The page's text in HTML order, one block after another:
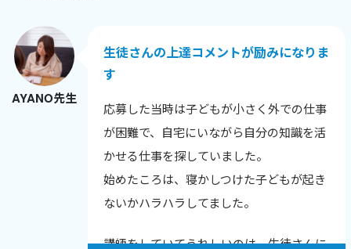
AYANO先生
生徒さんの上達コメントが励みになりま
す
応募した当時は子どもが小さく外での仕事
が困難で、自宅にいながら自分の知識を活
かせる仕事を探していました。
始めたころは、寝かしつけた子どもが起き
ないかハラハラしてました。
講師をしていてうれしいのは、生徒さんに